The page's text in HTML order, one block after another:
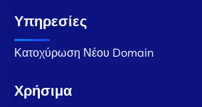
Υπηρεσίες
Κατοχύρωση Νέου Domain
Χρήσιμα